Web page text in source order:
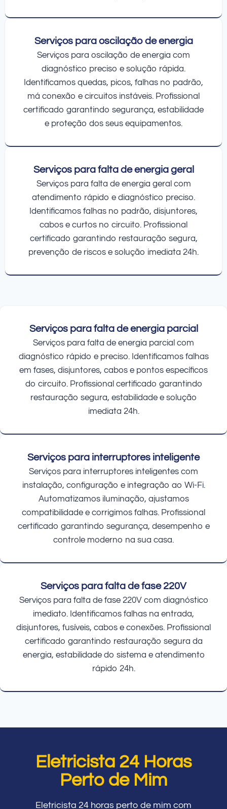
Serviços para oscilação de energia
Serviços para oscilação de energia com
diagnóstico preciso e solução rápida.
Identificamos quedas, picos, falhas no padrão,
má conexão e circuitos instáveis. Profissional
certificado garantindo segurança, estabilidade
e proteção dos seus equipamentos.
Serviços para falta de energia geral
Serviços para falta de energia geral com
atendimento rápido e diagnóstico preciso.
Identificamos falhas no padrão, disjuntores,
cabos e curtos no circuito. Profissional
certificado garantindo restauração segura,
prevenção de riscos e solução imediata 24h.
Serviços para falta de energia parcial
Serviços para falta de energia parcial com
diagnóstico rápido e preciso. Identificamos falhas
em fases, disjuntores, cabos e pontos específicos
do circuito. Profissional certificado garantindo
restauração segura, estabilidade e solução
imediata 24h.
Serviços para interruptores inteligente
Serviços para interruptores inteligentes com
instalação, configuração e integração ao Wi-Fi.
Automatizamos iluminação, ajustamos
compatibilidade e corrigimos falhas. Profissional
certificado garantindo segurança, desempenho e
controle moderno na sua casa.
Serviços para falta de fase 220V
Serviços para falta de fase 220V com diagnóstico
imediato. Identificamos falhas na entrada,
disjuntores, fusíveis, cabos e conexões. Profissional
certificado garantindo restauração segura da
energia, estabilidade do sistema e atendimento
rápido 24h.
Eletricista 24 Horas
Perto de Mim
Eletricista 24 horas perto de mim com